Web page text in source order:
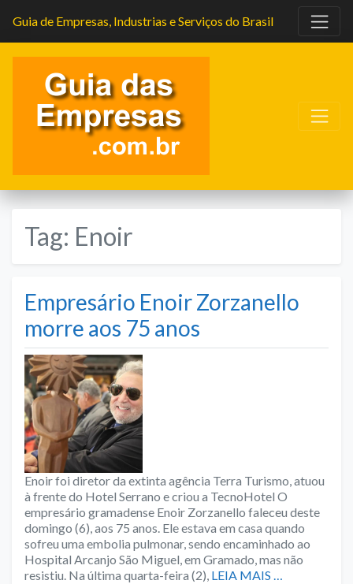
Guia de Empresas, Industrias e Serviços do Brasil
Tag: Enoir
Empresário Enoir Zorzanello
morre aos 75 anos
Enoir foi diretor da extinta agência Terra Turismo, atuou
à frente do Hotel Serrano e criou a TecnoHotel O
empresário gramadense Enoir Zorzanello faleceu deste
domingo (6), aos 75 anos. Ele estava em casa quando
sofreu uma embolia pulmonar, sendo encaminhado ao
Hospital Arcanjo São Miguel, em Gramado, mas não
resistiu. Na última quarta-feira (2), LEIA MAIS …